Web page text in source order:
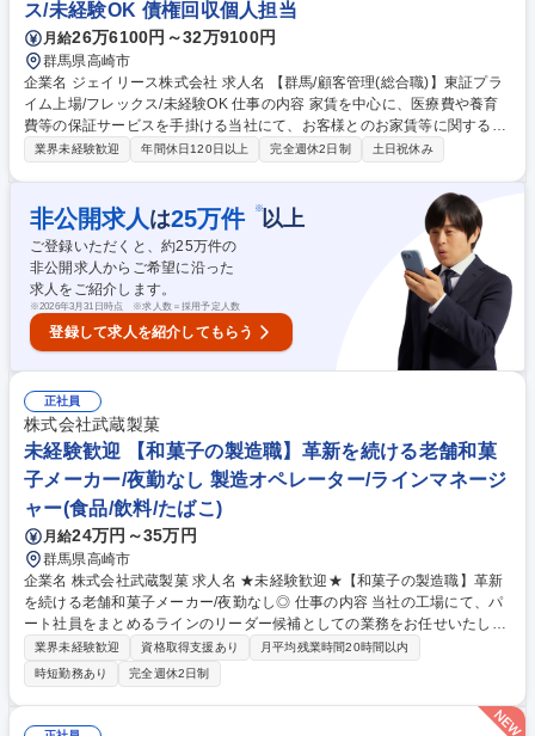
ス/未経験OK 債権回収個人担当
月給26万6100円～32万9100円
群馬県高崎市
企業名 ジェイリース株式会社 求人名 【群馬/顧客管理(総合職)】東証プラ
イム上場/フレックス/未経験OK 仕事の内容 家賃を中心に、医療費や養育
費等の保証サービスを手掛ける当社にて、お客様とのお家賃等に関するお
支払いの電話相談、来店相談、他カウンセリング業務を行っていただきま
力、データ入力、文書作成 ■当社独自のシステムを使用した簡単なパソコ
ン操作（入力操作）■入居者さまの賃貸ライフサポート業務 ■家主様・不
動産管理会社様への賃貸経営サポート業務 ■入居者様とお家賃のお支払い
に関する電話相談、来客対応、その他カウンセリング等の顧客管理業務
（変更範囲：当社が定める業務） 募集職種 【群馬/顧客管理(総合職)】東
証プライム上場/フレックス/未経験OK
業界未経験歓迎 年間休日120日以上 完全週休2日制 土日祝休み
非公開求人 は25万件 ※以上
ご登録いただくと、約25万件の
非公開求人からご希望に沿った
求人をご紹介します。
※2026年3月31日時点 ※求人数＝採用予定人数
登録して求人を紹介してもらう
正社員
株式会社武蔵製菓
未経験歓迎 【和菓子の製造職】革新を続ける老舗和菓
子メーカー/夜勤なし 製造オペレーター/ラインマネージ
ャー(食品/飲料/たばこ)
月給24万円～35万円
群馬県高崎市
企業名 株式会社武蔵製菓 求人名 ★未経験歓迎★【和菓子の製造職】革新
を続ける老舗和菓子メーカー/夜勤なし◎ 仕事の内容 当社の工場にて、パ
ート社員をまとめるラインのリーダー候補としての業務をお任せいたしま
す。5～10人のラインの統括をお任せいたします。いずれは業務管理や教
育、仕込みなどもご担当いただきます。 ■工場での製造業務 ■製造機器の
オペレーション業務 ■原材料の受け入れ ■製造記録・在庫管理などの入力
管理 ■設備の清掃・洗浄・セッティング ※新粉（餅の原料となる粉）を扱
う部門や包装部門、出荷部門などへの配属可能性があります。 募集職種
業界未経験歓迎 資格取得支援あり
月平均残業時間20時間以内
時短勤務あり
完全週休2日制